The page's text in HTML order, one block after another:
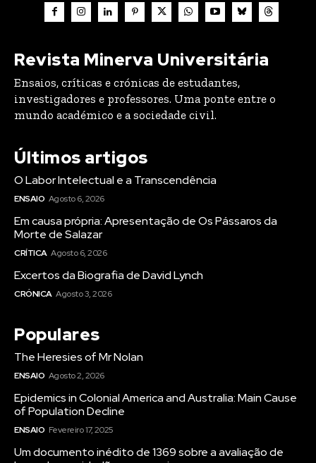
Revista Minerva Universitária
Ensaios, críticas e crónicas de estudantes,
investigadores e professores. Uma ponte entre o
mundo académico e a sociedade civil.
Últimos artigos
O Labor Intelectual e a Transcendência
ENSAIO Agosto 6, 2026
Em causa própria: Apresentação de Os Pássaros da
Morte de Salazar
CRÍTICA Agosto 6, 2026
Excertos da Biografia de David Lynch
CRÓNICA Agosto 3, 2026
Populares
The Heresies of Mr Nolan
ENSAIO Agosto 2, 2026
Epidemics in Colonial America and Australia: Main Cause
of Population Decline
ENSAIO Fevereiro 17, 2025
Um documento inédito de 1369 sobre a avaliação de